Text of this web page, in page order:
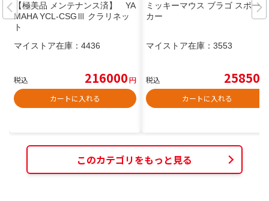
【極美品 メンテナンス済】 YA
MAHA YCL-CSGⅢ クラリネッ
ト
マイストア在庫： 4436
税込 216000円
カートに入れる
ミッキーマウス ブラゴ スポーツ
カー
マイストア在庫： 3553
税込 25850
カートに入れる
このカテゴリをもっと見る